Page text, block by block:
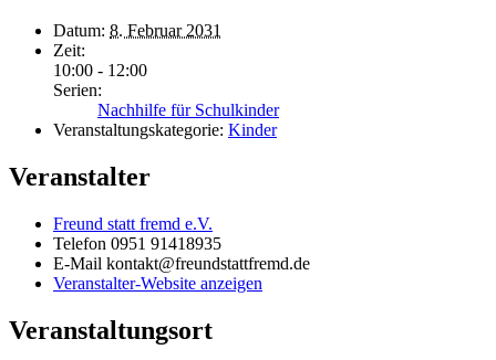
Datum: 8. Februar 2031
Zeit:
10:00 - 12:00
Serien:
Nachhilfe für Schulkinder
Veranstaltungskategorie: Kinder
Veranstalter
Freund statt fremd e.V.
Telefon 0951 91418935
E-Mail kontakt@freundstattfremd.de
Veranstalter-Website anzeigen
Veranstaltungsort